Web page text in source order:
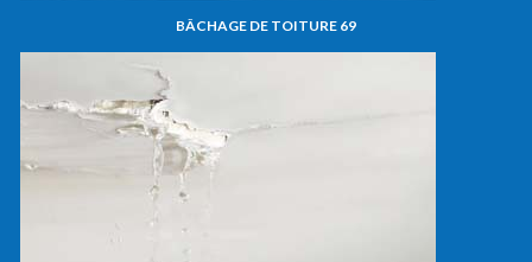
BÂCHAGE DE TOITURE 69